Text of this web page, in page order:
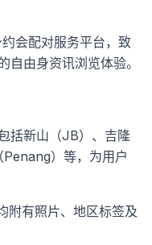
会配对服务平台，致
自由身资讯浏览体验。
括新山（JB）、吉隆
）等，为用户
附有照片、地区标签及